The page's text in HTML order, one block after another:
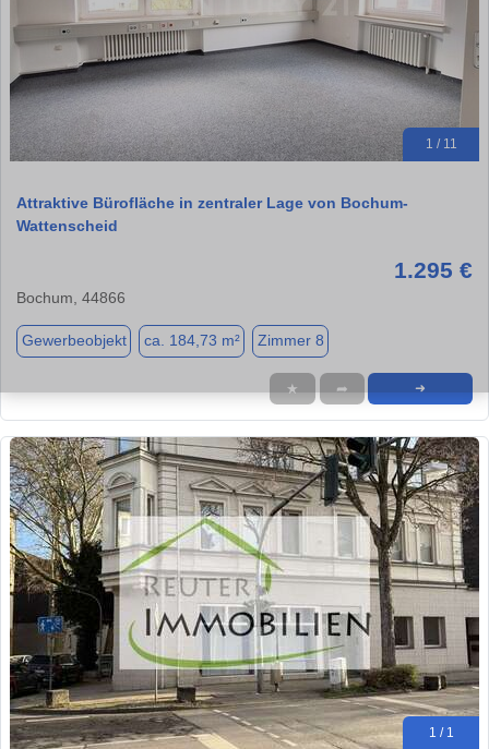
1 / 11
Attraktive Bürofläche in zentraler Lage von Bochum-
Wattenscheid
1.295 €
Bochum, 44866
Gewerbeobjekt ca. 184,73 m² Zimmer 8
★ ➦ ➜
1 / 1